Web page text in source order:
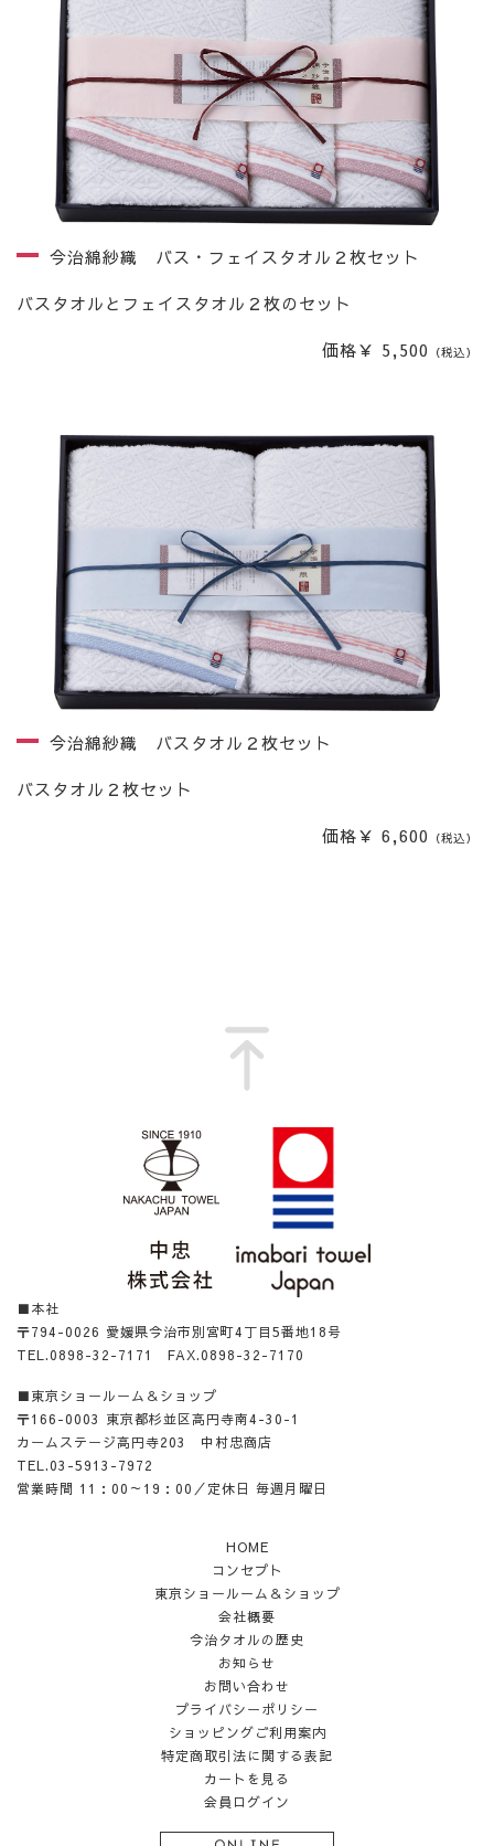
今治綿紗織 バス・フェイスタオル２枚セット
バスタオルとフェイスタオル２枚のセット
価格￥ 5,500 （税込）
今治綿紗織 バスタオル２枚セット
バスタオル２枚セット
価格￥ 6,600 （税込）
■本社
〒794-0026 愛媛県今治市別宮町4丁目5番地18号
TEL.0898-32-7171 FAX.0898-32-7170
■東京ショールーム＆ショップ
〒166-0003 東京都杉並区高円寺南4-30-1
カームステージ高円寺203 中村忠商店
TEL.03-5913-7972
営業時間 11：00～19：00／定休日 毎週月曜日
HOME
コンセプト
東京ショールーム＆ショップ
会社概要
今治タオルの歴史
お知らせ
お問い合わせ
プライバシーポリシー
ショッピングご利用案内
特定商取引法に関する表記
カートを見る
会員ログイン